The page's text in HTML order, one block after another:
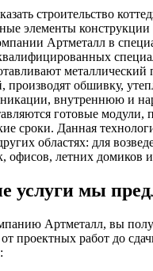
строительство
элементы конструкции
Артметалл в
металлический
производят обшивку,
внутреннюю и
готовые модули,
сроки. Данная
областях: для
офисов, летних домиков
услуги мы
Артметалл, вы
проектных работ до